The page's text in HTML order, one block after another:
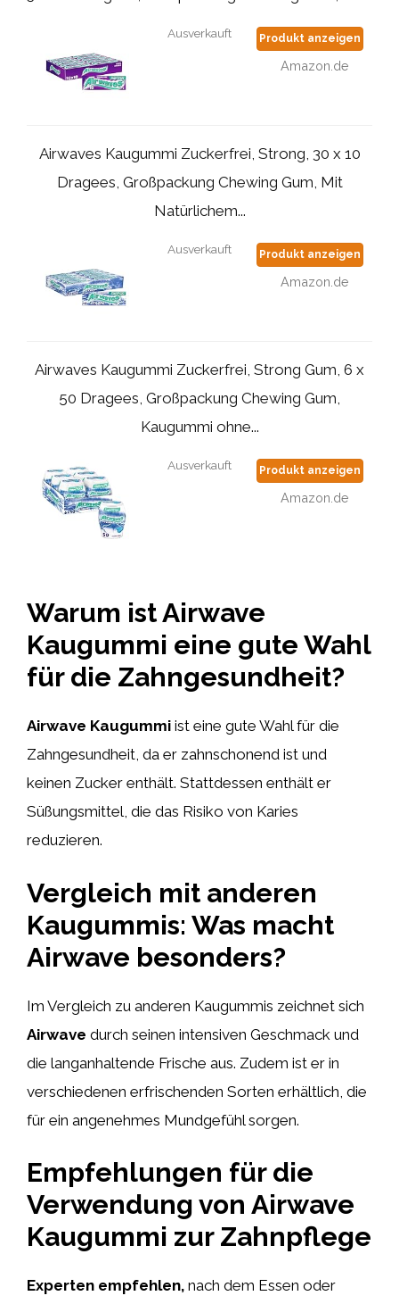
Ausverkauft Produkt anzeigen
Amazon.de
Airwaves Kaugummi Zuckerfrei, Strong, 30 x 10
Dragees, Großpackung Chewing Gum, Mit
Natürlichem...
Ausverkauft Produkt anzeigen
Amazon.de
Airwaves Kaugummi Zuckerfrei, Strong Gum, 6 x
50 Dragees, Großpackung Chewing Gum,
Kaugummi ohne...
Ausverkauft Produkt anzeigen
Amazon.de
Warum ist Airwave
Kaugummi eine gute Wahl
für die Zahngesundheit?
Airwave Kaugummi ist eine gute Wahl für die
Zahngesundheit, da er zahnschonend ist und
keinen Zucker enthält. Stattdessen enthält er
Süßungsmittel, die das Risiko von Karies
reduzieren.
Vergleich mit anderen
Kaugummis: Was macht
Airwave besonders?
Im Vergleich zu anderen Kaugummis zeichnet sich
Airwave durch seinen intensiven Geschmack und
die langanhaltende Frische aus. Zudem ist er in
verschiedenen erfrischenden Sorten erhältlich, die
für ein angenehmes Mundgefühl sorgen.
Empfehlungen für die
Verwendung von Airwave
Kaugummi zur Zahnpflege
Experten empfehlen, nach dem Essen oder